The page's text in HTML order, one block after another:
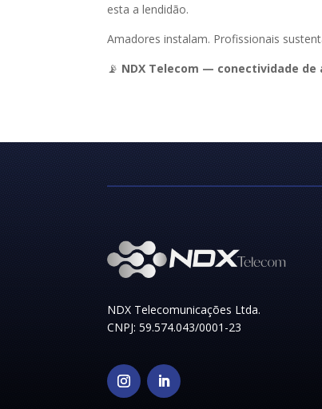
esta a lendidão.
Amadores instalam. Profissionais
📡 NDX Telecom — conectividade
NDX Telecomunicações Ltda.
CNPJ: 59.574.043/0001-23